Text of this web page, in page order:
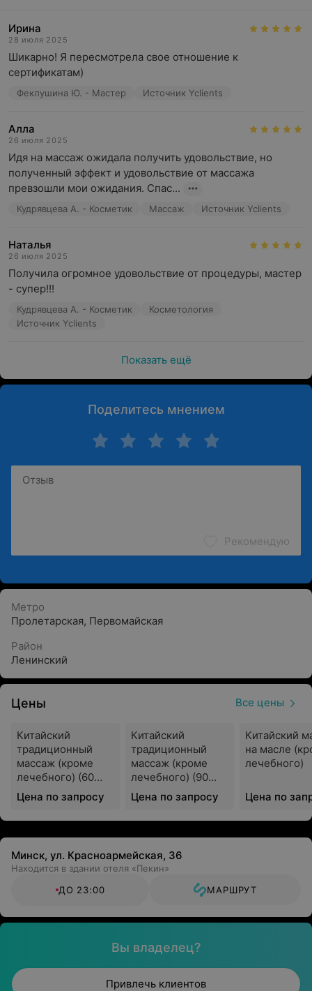
Ирина
28 июля 2025
Шикарно! Я пересмотрела свое отношение к
сертификатам)
Феклушина Ю. - Мастер Источник Yclients
Алла
26 июля 2025
Идя на массаж ожидала получить удовольствие, но
полученный эффект и удовольствие от массажа
превзошли мои ожидания. Спас...
Кудрявцева А. - Косметик Массаж Источник Yclients
Наталья
26 июля 2025
Получила огромное удовольствие от процедуры, мастер
- супер!!!
Кудрявцева А. - Косметик
Косметология
Источник Yclients
Показать ещё
Поделитесь мнением
Рекомендую
Метро
Пролетарская, Первомайская
Район
Ленинский
Цены Все цены
Китайский
традиционный
массаж (кроме
лечебного) (60
мин.)
Цена по запросу
Китайский
традиционный
массаж (кроме
лечебного) (90
мин.)
Цена по запросу
Китайский
на масле
лечебного)
Цена по
Минск, ул. Красноармейская, 36
Находится в здании отеля «Пекин»
ДО 23:00
МАРШРУТ
Вы владелец?
Привлечь клиентов